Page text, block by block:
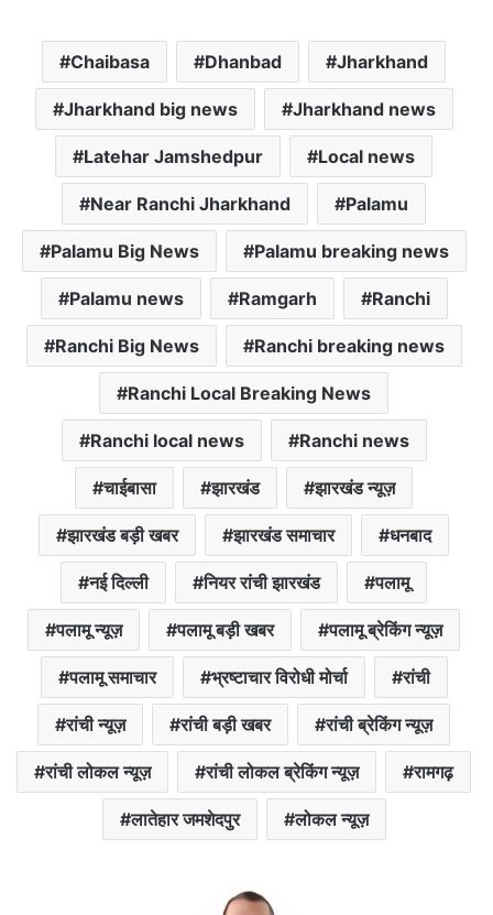
a
s
A
p
c
e
b
o
o
k
i
t
t
e
r
a
l
a
i
l
Chaibasa Dhanbad Jharkhand
Jharkhand big news Jharkhand news
Latehar Jamshedpur Local news
Near Ranchi Jharkhand Palamu
Palamu Big News Palamu breaking news
Palamu news Ramgarh Ranchi
Ranchi Big News Ranchi breaking news
Ranchi Local Breaking News
Ranchi local news Ranchi news
चाईबासा झारखंड झारखंड न्यूज़
झारखंड बड़ी खबर झारखंड समाचार धनबाद
नई दिल्ली नियर रांची झारखंड पलामू
पलामू न्यूज़ पलामू बड़ी खबर पलामू ब्रेकिंग न्यूज़
पलामू समाचार भ्रष्टाचार विरोधी मोर्चा रांची
रांची न्यूज़ रांची बड़ी खबर रांची ब्रेकिंग न्यूज़
रांची लोकल न्यूज़ रांची लोकल ब्रेकिंग न्यूज़ रामगढ़
लातेहार जमशेदपुर लोकल न्यूज़